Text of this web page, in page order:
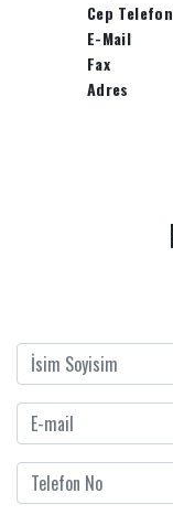
Cep
E-Mail
Fax
Adres